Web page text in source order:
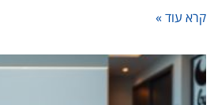
קרא עוד »